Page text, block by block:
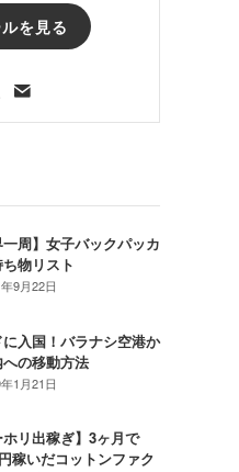
を見る
一周】女子バックパッカ
物リスト
9月22日
入国！バラナシ空港か
への移動方法
1月21日
ホリ出稼ぎ】3ヶ月で
稼いだコットンファク